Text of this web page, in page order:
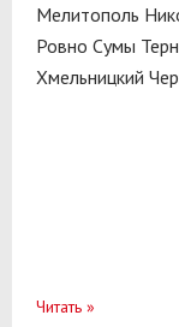
Мелитополь
Ровно Сумы
Хмельницкий
Читать »